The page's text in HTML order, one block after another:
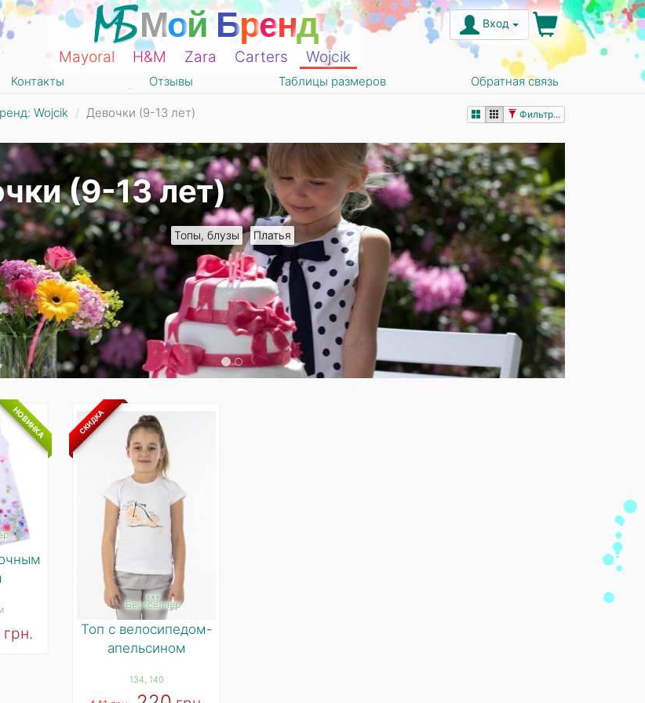
Мой Бренд
Mayoral Н&М Zara Carters Wojcik
Вход
Контакты Отзывы Таблицы размеров Обратная связь
Фильтр...
Wojcik Девочки (9-13 лет)
(9-13 лет)
Топы, блузы Платья
НОВИНКА
грн.
СКИДКА
***
Бестселлер
Топ с велосипедом-
апельсином
134 , 140